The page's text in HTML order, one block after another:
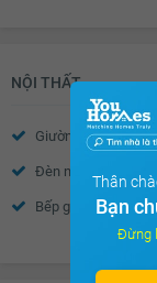
Cửa sổ an toàn
Chuông điện
Rèm inox
NỘI THẤT
Giường
Đèn ngủ
Bếp gas âm
Thân
Bạn
Đừng